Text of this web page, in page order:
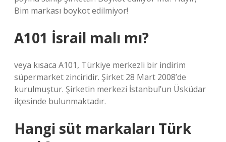
Bim markası boykot edilmiyor!
A101 İsrail malı mı?
veya kısaca A101, Türkiye merkezli bir indirim
süpermarket zinciridir. Şirket 28 Mart 2008’de
kurulmuştur. Şirketin merkezi İstanbul’un Üsküdar
ilçesinde bulunmaktadır.
Hangi süt markaları Türk